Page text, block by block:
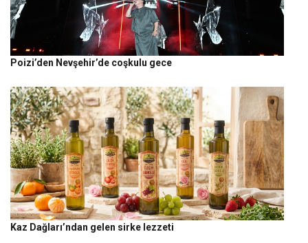
Poizi’den Nevşehir’de coşkulu gece
Kaz Dağları’ndan gelen sirke lezzeti